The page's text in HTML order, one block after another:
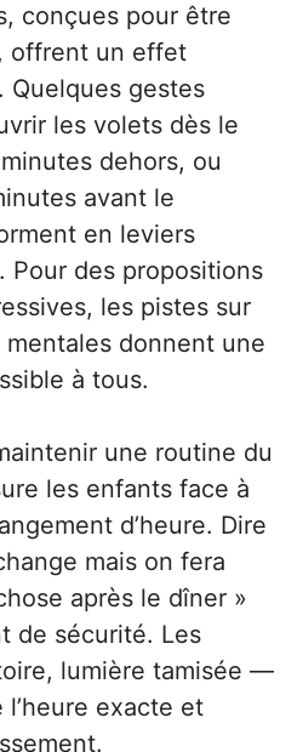
conçues pour être
offrent un effet
Quelques gestes
les volets dès le
dehors, ou
avant le
en leviers
Pour des propositions
les pistes sur
donnent une
à tous.
une routine du
les enfants face à
d’heure. Dire
mais on fera
après le dîner »
de sécurité. Les
lumière tamisée —
exacte et